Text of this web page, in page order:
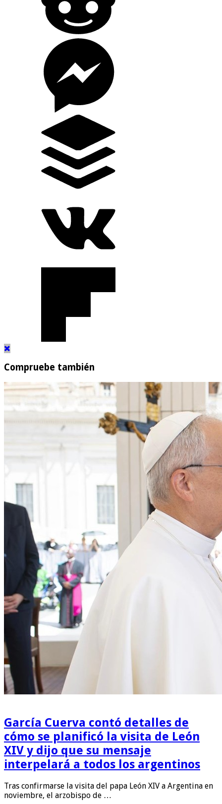
Compruebe también
García Cuerva contó detalles de
cómo se planificó la visita de León
XIV y dijo que su mensaje
interpelará a todos los argentinos
Tras confirmarse la visita del papa León XIV a Argentina en
noviembre, el arzobispo de …